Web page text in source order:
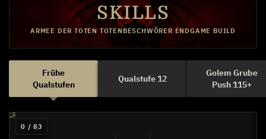
SKILLS
ARMEE DER TOTEN TOTENBESCHWÖRER ENDGAME BUILD
Frühe
Qualstufen
Qualstufe 12
Golem Grube
Push 115+
0 / 83